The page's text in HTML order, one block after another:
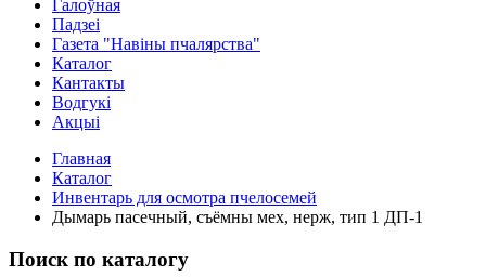
Галоўная
Падзеі
Газета "Навiны пчалярства"
Каталог
Кантакты
Водгукi
Акцыі
Главная
Каталог
Инвентарь для осмотра пчелосемей
Дымарь пасечный, съёмны мех, нерж, тип 1 ДП-1
Поиск по каталогу